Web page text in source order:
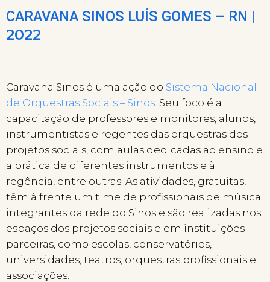
CARAVANA SINOS LUÍS GOMES – RN |
2022
Caravana Sinos é uma ação do Sistema Nacional
de Orquestras Sociais – Sinos . Seu foco é a
capacitação de professores e monitores, alunos,
instrumentistas e regentes das orquestras dos
projetos sociais, com aulas dedicadas ao ensino e
a prática de diferentes instrumentos e à
regência, entre outras. As atividades, gratuitas,
têm à frente um time de profissionais de música
integrantes da rede do Sinos e são realizadas nos
espaços dos projetos sociais e em instituições
parceiras, como escolas, conservatórios,
universidades, teatros, orquestras profissionais e
associações.